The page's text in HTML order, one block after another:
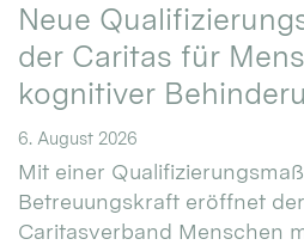
Neue
der Caritas für
kognitiver
6. August 2026
Mit einer
Betreuungskraft eröffnet
Caritasverband Menschen